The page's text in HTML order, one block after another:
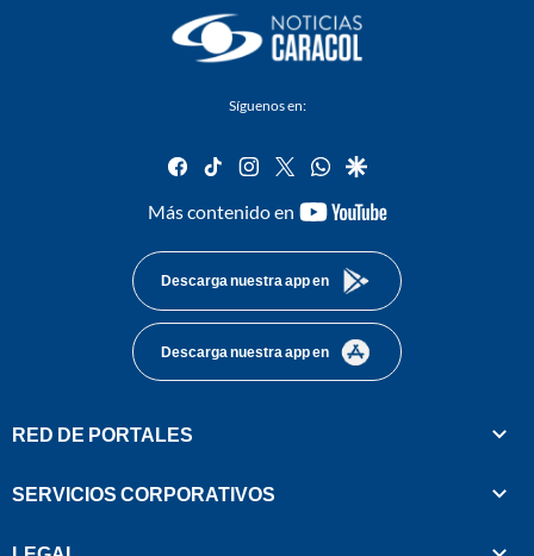
Síguenos en:
facebook
tiktok instagram
twitterwhatsapp
google
Más contenido en
youtube-
Descarga nuestra app en
Descarga nuestra app en
RED DE PORTALES
SERVICIOS CORPORATIVOS